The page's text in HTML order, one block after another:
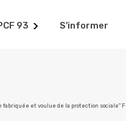
93 S'informer
fabriquée et voulue de la protection sociale"